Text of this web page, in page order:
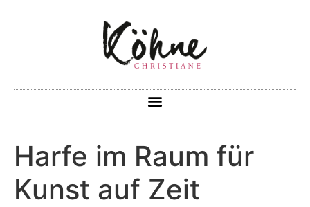
Harfe im Raum für
Kunst auf Zeit